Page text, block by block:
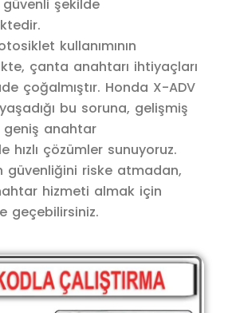
şekilde
kullanımının
çanta anahtarı ihtiyaçları
çoğalmıştır. Honda X-ADV
yaşadığı bu soruna, gelişmiş
geniş anahtar
hızlı çözümler sunuyoruz.
güvenliğini riske atmadan,
hizmeti almak için
geçebilirsiniz.